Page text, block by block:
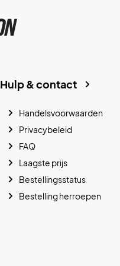
Hulp & contact
Handelsvoorwaarden
Privacybeleid
FAQ
Laagste prijs
Bestellingsstatus
Bestelling herroepen